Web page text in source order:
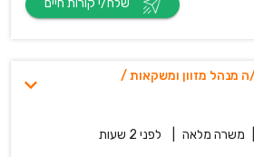
מנהל מזוון ומשקאות /
משרה מלאה לפני 2 שעות